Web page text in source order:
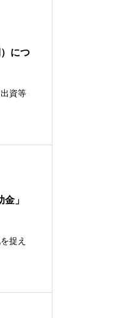
につ
資等
」
捉え